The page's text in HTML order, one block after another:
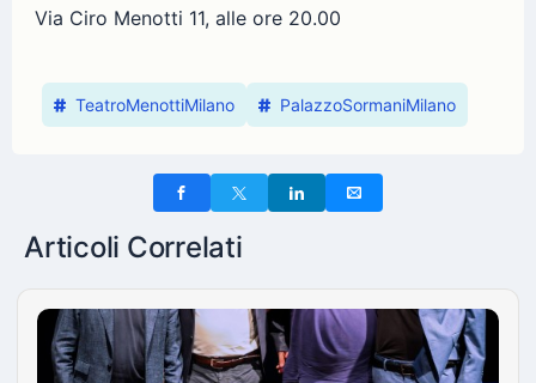
Via Ciro Menotti 11, alle ore 20.00
TeatroMenottiMilano PalazzoSormaniMilano
Articoli Correlati